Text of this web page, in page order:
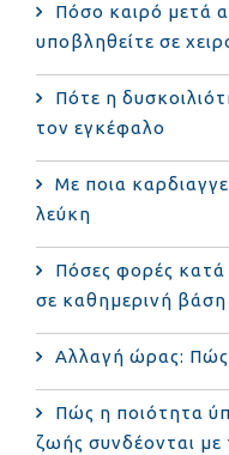
Πόσο καιρό μετά
υποβληθείτε σε
Πότε η
τον εγκέφαλο
Με ποια
λεύκη
Πόσες φορές κατά
σε καθημερινή βάση
Αλλαγή ώρας: Πώς
Πώς η ποιότητα
ζωής συνδέονται με